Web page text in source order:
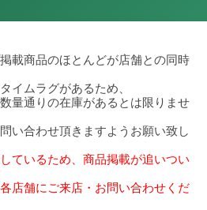
載商品のほとんどが店舗との同時
イムラグがあるため、
量通りの在庫があるとは限りませ
い合わせ頂きますようお願い致し
ているため、商品掲載が追いつい
店舗にご来店・お問い合わせくだ